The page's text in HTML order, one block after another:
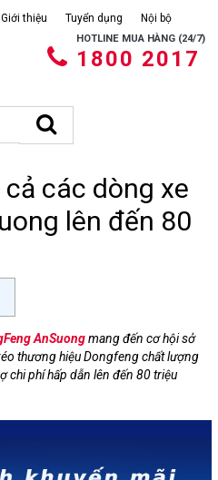
Giới thiệu Tuyển dụng Nội bộ
HOTLINE MUA HÀNG (24/7)
1800 2017
các dòng xe
lên đến 80
AnSuongmang đến cơ hội sở
thương hiệu Dongfeng chất lượng
chi phí hấp dẫn lên đến 80 triệu